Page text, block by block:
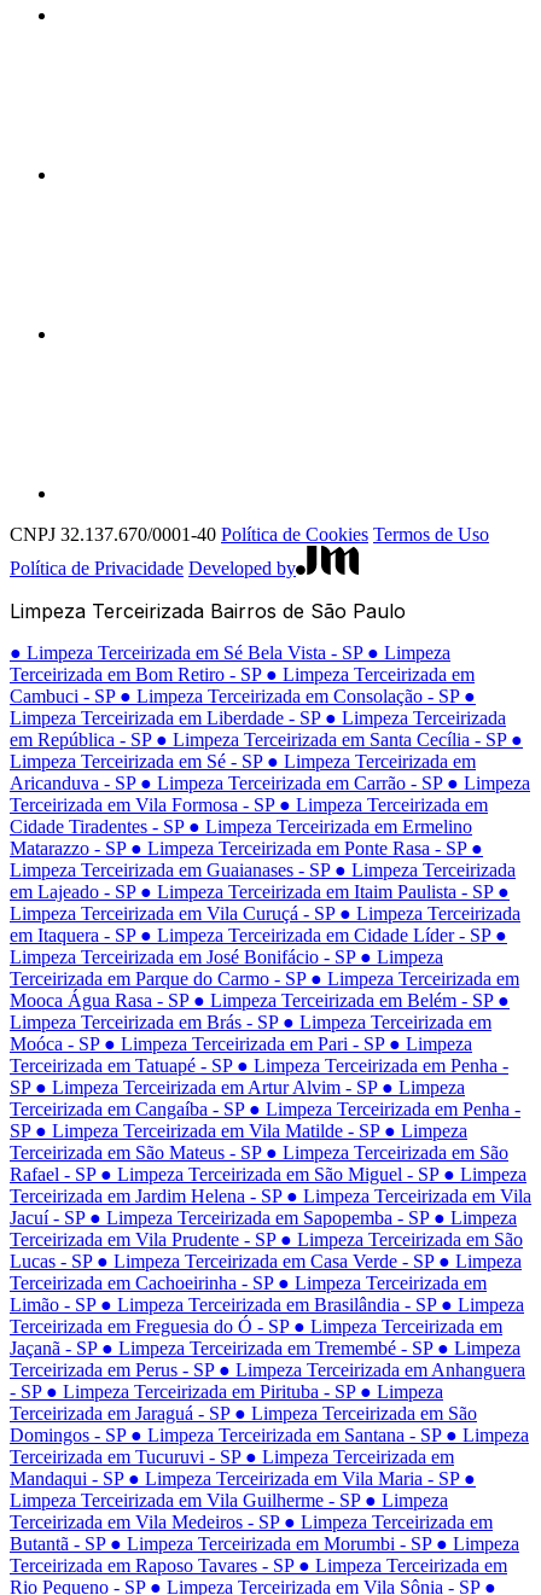
CNPJ 32.137.670/0001-40 Política de Cookies Termos de Uso
Política de Privacidade Developed by
Limpeza Terceirizada Bairros de São Paulo
● Limpeza Terceirizada em Sé Bela Vista - SP ● Limpeza
Terceirizada em Bom Retiro - SP ● Limpeza Terceirizada em
Cambuci - SP ● Limpeza Terceirizada em Consolação - SP ●
Limpeza Terceirizada em Liberdade - SP ● Limpeza Terceirizada
em República - SP ● Limpeza Terceirizada em Santa Cecília - SP ●
Limpeza Terceirizada em Sé - SP ● Limpeza Terceirizada em
Aricanduva - SP ● Limpeza Terceirizada em Carrão - SP ● Limpeza
Terceirizada em Vila Formosa - SP ● Limpeza Terceirizada em
Cidade Tiradentes - SP ● Limpeza Terceirizada em Ermelino
Matarazzo - SP ● Limpeza Terceirizada em Ponte Rasa - SP ●
Limpeza Terceirizada em Guaianases - SP ● Limpeza Terceirizada
em Lajeado - SP ● Limpeza Terceirizada em Itaim Paulista - SP ●
Limpeza Terceirizada em Vila Curuçá - SP ● Limpeza Terceirizada
em Itaquera - SP ● Limpeza Terceirizada em Cidade Líder - SP ●
Limpeza Terceirizada em José Bonifácio - SP ● Limpeza
Terceirizada em Parque do Carmo - SP ● Limpeza Terceirizada em
Mooca Água Rasa - SP ● Limpeza Terceirizada em Belém - SP ●
Limpeza Terceirizada em Brás - SP ● Limpeza Terceirizada em
Moóca - SP ● Limpeza Terceirizada em Pari - SP ● Limpeza
Terceirizada em Tatuapé - SP ● Limpeza Terceirizada em Penha -
SP ● Limpeza Terceirizada em Artur Alvim - SP ● Limpeza
Terceirizada em Cangaíba - SP ● Limpeza Terceirizada em Penha -
SP ● Limpeza Terceirizada em Vila Matilde - SP ● Limpeza
Terceirizada em São Mateus - SP ● Limpeza Terceirizada em São
Rafael - SP ● Limpeza Terceirizada em São Miguel - SP ● Limpeza
Terceirizada em Jardim Helena - SP ● Limpeza Terceirizada em Vila
Jacuí - SP ● Limpeza Terceirizada em Sapopemba - SP ● Limpeza
Terceirizada em Vila Prudente - SP ● Limpeza Terceirizada em São
Lucas - SP ● Limpeza Terceirizada em Casa Verde - SP ● Limpeza
Terceirizada em Cachoeirinha - SP ● Limpeza Terceirizada em
Limão - SP ● Limpeza Terceirizada em Brasilândia - SP ● Limpeza
Terceirizada em Freguesia do Ó - SP ● Limpeza Terceirizada em
Jaçanã - SP ● Limpeza Terceirizada em Tremembé - SP ● Limpeza
Terceirizada em Perus - SP ● Limpeza Terceirizada em Anhanguera
- SP ● Limpeza Terceirizada em Pirituba - SP ● Limpeza
Terceirizada em Jaraguá - SP ● Limpeza Terceirizada em São
Domingos - SP ● Limpeza Terceirizada em Santana - SP ● Limpeza
Terceirizada em Tucuruvi - SP ● Limpeza Terceirizada em
Mandaqui - SP ● Limpeza Terceirizada em Vila Maria - SP ●
Limpeza Terceirizada em Vila Guilherme - SP ● Limpeza
Terceirizada em Vila Medeiros - SP ● Limpeza Terceirizada em
Butantã - SP ● Limpeza Terceirizada em Morumbi - SP ● Limpeza
Terceirizada em Raposo Tavares - SP ● Limpeza Terceirizada em
Rio Pequeno - SP ● Limpeza Terceirizada em Vila Sônia - SP ●